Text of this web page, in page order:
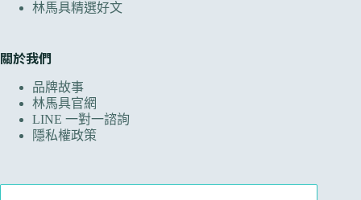
林馬具精選好文
關於我們
品牌故事
林馬具官網
LINE 一對一諮詢
隱私權政策